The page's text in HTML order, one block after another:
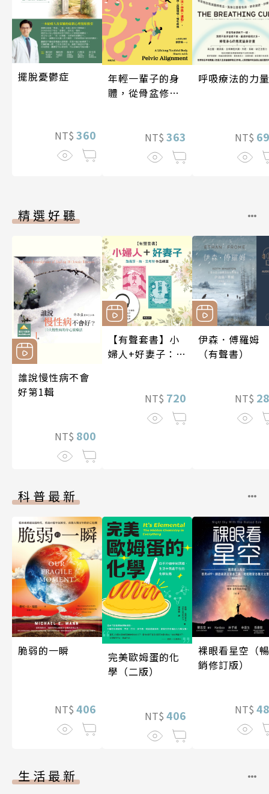
擺脫憂鬱症
NT$ 360
年輕一輩子的身
體，從骨盆修復
動」，遠離小腹
凸出、肩頸僵
硬、慢性疼痛
NT$ 363
呼吸療法的力量
NT$
精選好聽
誰說慢性病不會
好第1輯
NT$ 800
【有聲套書】小
婦人+好妻子：路
NT$ 720
伊森．傅羅姆
（有聲書）
NT$
科普最新
脆弱的一瞬
NT$ 406
完美歐姆蛋的化
學（二版）
NT$ 406
裸眼看星空（暢
銷修訂版）
NT$
生活最新